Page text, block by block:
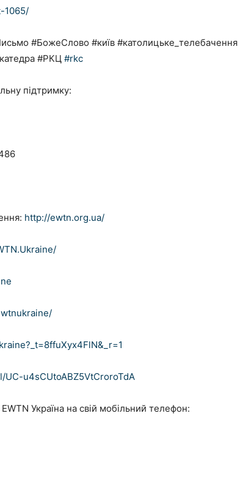
1065/
#БожеСлово #київ #католицьке_телебачення
#РКЦ #rkc
підтримку:
http://ewtn.org.ua/
u4sCUtoABZ5VtCroroTdA
Україна на свій мобільний телефон: